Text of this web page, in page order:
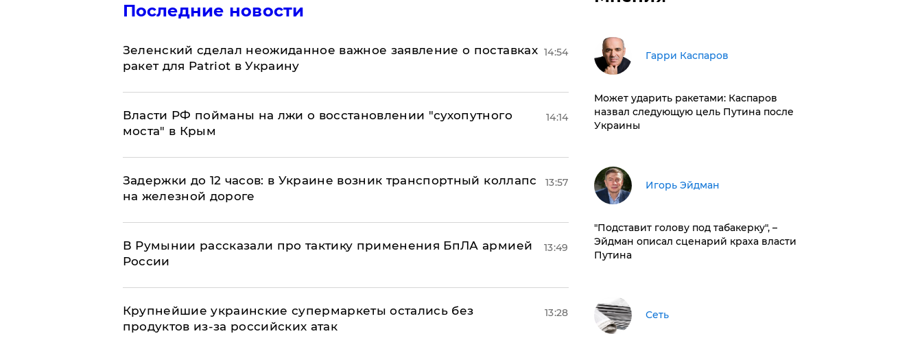
Последние новости
Зеленский сделал неожиданное важное заявление о поставках
ракет для Patriot в Украину
14:54
Власти РФ пойманы на лжи о восстановлении "сухопутного
моста" в Крым
14:14
Задержки до 12 часов: в Украине возник транспортный коллапс
на железной дороге
13:57
В Румынии рассказали про тактику применения БпЛА армией
России
13:49
Крупнейшие украинские супермаркеты остались без
продуктов из-за российских атак
13:28
Гарри Каспаров
Может ударить ракетами: Каспаров
назвал следующую цель Путина после
Украины
Игорь Эйдман
​"Подставит голову под табакерку", –
Эйдман описал сценарий краха власти
Путина
Сеть